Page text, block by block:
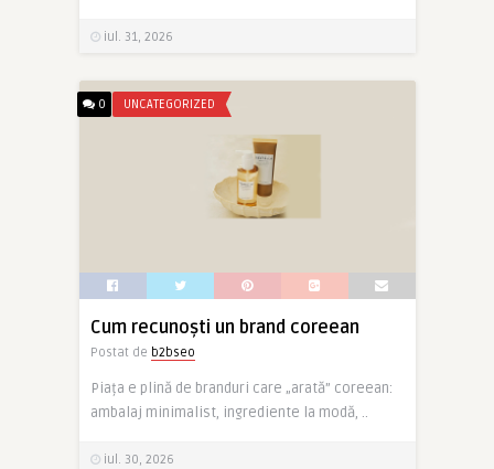
iul. 31, 2026
0 UNCATEGORIZED
Cum recunoști un brand coreean
Postat de b2bseo
Piața e plină de branduri care „arată” coreean:
ambalaj minimalist, ingrediente la modă, ..
iul. 30, 2026